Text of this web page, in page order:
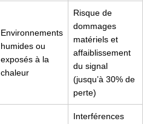
Environnements
humides ou
exposés à la
chaleur
Risque de
dommages
matériels et
affaiblissement
du signal
(jusqu’à 30% de
perte)
Interférences